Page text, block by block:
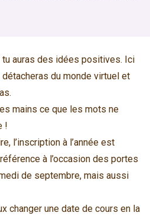
auras des idées positives. Ici
du monde virtuel et
mains ce que les mots ne
!
l’inscription à l’année est
à l’occasion des portes
de septembre, mais aussi
changer une date de cours en la